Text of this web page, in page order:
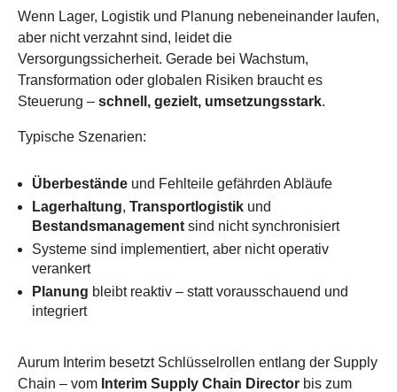
Wenn Lager, Logistik und Planung nebeneinander laufen,
aber nicht verzahnt sind, leidet die
Versorgungssicherheit. Gerade bei Wachstum,
Transformation oder globalen Risiken braucht es
Steuerung – schnell, gezielt, umsetzungsstark.
Typische Szenarien:
Überbestände und Fehlteile gefährden Abläufe
Lagerhaltung, Transportlogistik und
Bestandsmanagement sind nicht synchronisiert
Systeme sind implementiert, aber nicht operativ
verankert
Planung bleibt reaktiv – statt vorausschauend und
integriert
Aurum Interim besetzt Schlüsselrollen entlang der Supply
Chain – vom Interim Supply Chain Director bis zum